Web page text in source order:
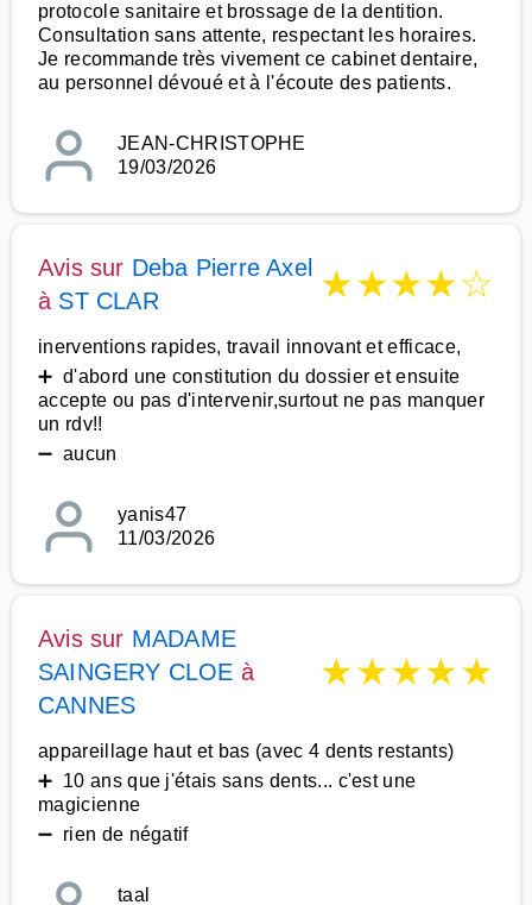
protocole sanitaire et brossage de la dentition.
Consultation sans attente, respectant les horaires.
Je recommande très vivement ce cabinet dentaire,
au personnel dévoué et à l'écoute des patients.
JEAN-CHRISTOPHE
19/03/2026
Avis sur Deba Pierre Axel
à ST CLAR ★★★★☆
inerventions rapides, travail innovant et efficace,
➕ d'abord une constitution du dossier et ensuite
accepte ou pas d'intervenir,surtout ne pas manquer
un rdv!!
➖ aucun
yanis47
11/03/2026
Avis sur MADAME
SAINGERY CLOE à
CANNES
★★★★★
appareillage haut et bas (avec 4 dents restants)
➕ 10 ans que j'étais sans dents... c'est une
magicienne
➖ rien de négatif
taal